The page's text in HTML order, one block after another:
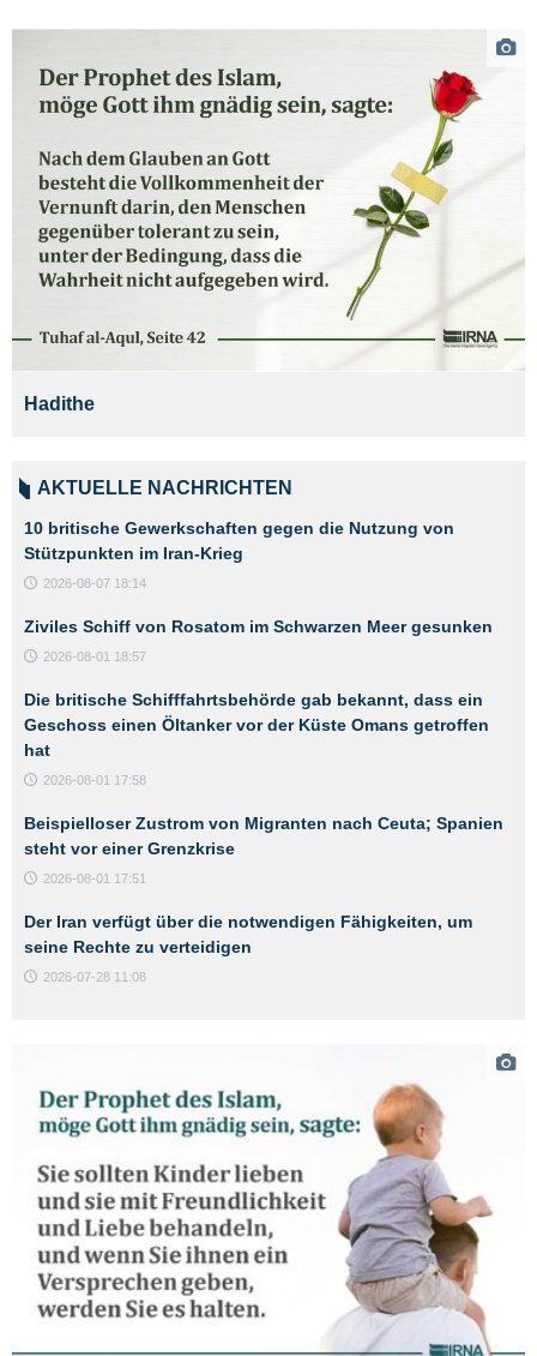
Hadithe
AKTUELLE NACHRICHTEN
10 britische Gewerkschaften gegen die Nutzung von
Stützpunkten im Iran-Krieg
2026-08-07 18:14
Ziviles Schiff von Rosatom im Schwarzen Meer gesunken
2026-08-01 18:57
Die britische Schifffahrtsbehörde gab bekannt, dass ein
Geschoss einen Öltanker vor der Küste Omans getroffen
hat
2026-08-01 17:58
Beispielloser Zustrom von Migranten nach Ceuta; Spanien
steht vor einer Grenzkrise
2026-08-01 17:51
Der Iran verfügt über die notwendigen Fähigkeiten, um
seine Rechte zu verteidigen
2026-07-28 11:08